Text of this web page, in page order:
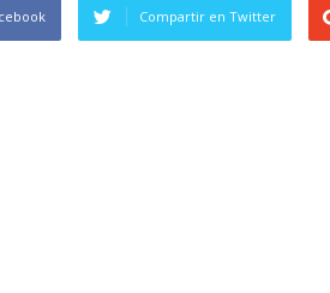
Compartir en Twitter